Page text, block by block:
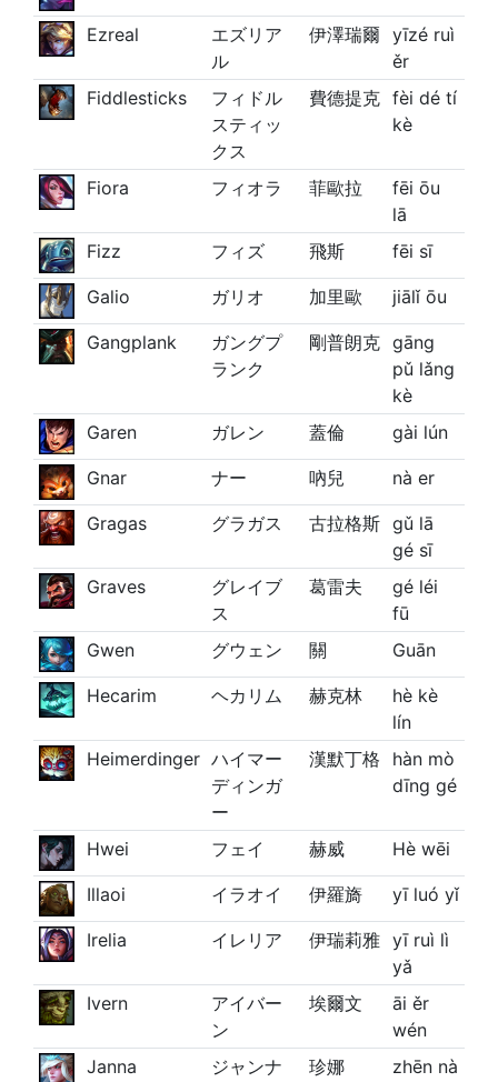
Ezreal
エズリア
ル
伊澤瑞爾 yīzé ruì
ěr
Fiddlesticks
フィドル
スティッ
クス
費德提克 fèi dé tí
kè
Fiora フィオラ 菲歐拉
fēi ōu
lā
Fizz
フィズ 飛斯 fēi sī
Galio ガリオ 加里歐 jiālǐ ōu
Gangplank
ガングプ
ランク
剛普朗克 gāng
pǔ lǎng
kè
Garen
ガレン 蓋倫 gài lún
Gnar ナー 吶兒 nà er
Gragas グラガス 古拉格斯 gǔ lā
gé sī
Graves
グレイブ
ス
葛雷夫
gé léi
fū
Gwen
グウェン 關 Guān
Hecarim ヘカリム 赫克林
hè kè
lín
Heimerdinger ハイマー
ディンガ
ー
漢默丁格
hàn mò
dīng gé
Hwei フェイ 赫威 Hè wēi
Illaoi イラオイ 伊羅旖 yī luó yǐ
Irelia イレリア 伊瑞莉雅 yī ruì lì
yǎ
Ivern
アイバー
ン
埃爾文
āi ěr
wén
Janna
ジャンナ 珍娜 zhēn nà